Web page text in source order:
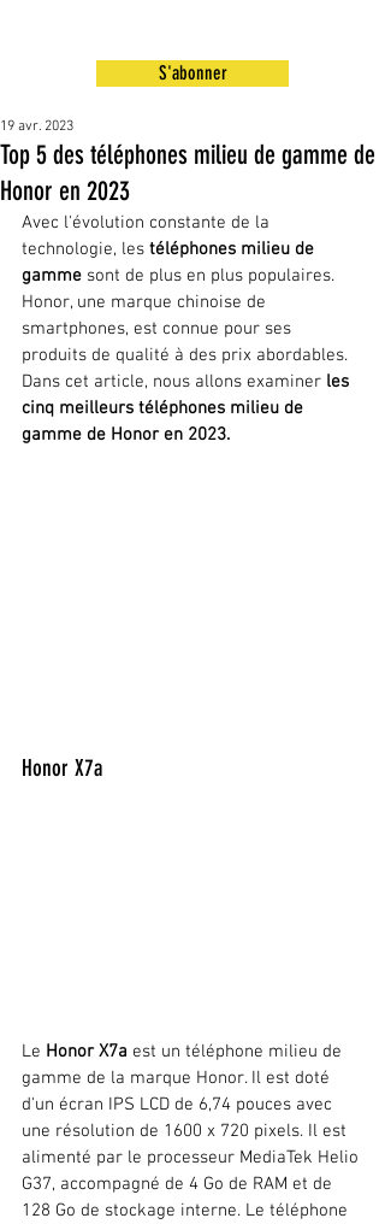
S'abonner
Top 5 des téléphones milieu de gamme de
Honor en 2023
19 avr. 2023
Avec l'évolution constante de la
technologie, les téléphones milieu de
gamme sont de plus en plus populaires.
Honor, une marque chinoise de
smartphones, est connue pour ses
produits de qualité à des prix abordables.
Dans cet article, nous allons examiner les
cinq meilleurs téléphones milieu de
gamme de Honor en 2023.
Honor X7a
Le Honor X7a est un téléphone milieu de
gamme de la marque Honor. Il est doté
d'un écran IPS LCD de 6,74 pouces avec
une résolution de 1600 x 720 pixels. Il est
alimenté par le processeur MediaTek Helio
G37, accompagné de 4 Go de RAM et de
128 Go de stockage interne. Le téléphone